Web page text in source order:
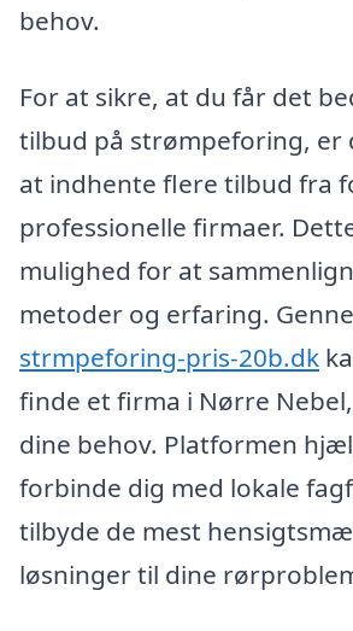
behov.
For at sikre, at du får det
tilbud på strømpeforing, er
at indhente flere tilbud fra
professionelle firmaer.
mulighed for at
metoder og erfaring.
strmpeforing-pris-20b.dk
finde et firma i Nørre
dine behov. Platformen
forbinde dig med lokale
tilbyde de mest
løsninger til dine